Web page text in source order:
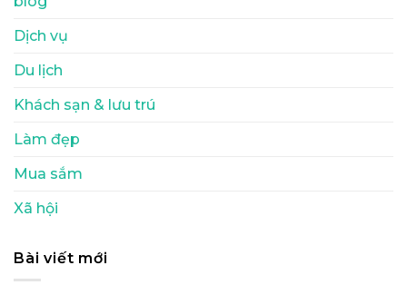
Dịch vụ
Du lịch
Khách sạn & lưu trú
Làm đẹp
Mua sắm
Xã hội
Bài viết mới